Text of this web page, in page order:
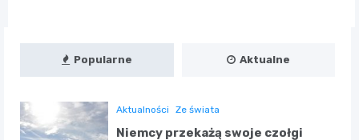
Popularne Aktualne
Aktualności Ze świata
Niemcy przekażą swoje czołgi